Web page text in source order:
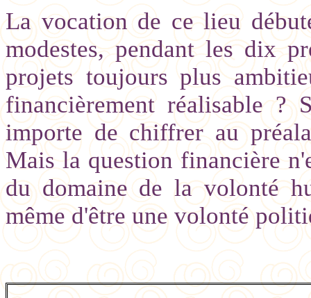
La vocation de ce lieu
modestes, pendant les dix
projets toujours plus
financièrement réalisable ?
importe de chiffrer au
Mais la question financière
du domaine de la volonté
même d'être une volonté